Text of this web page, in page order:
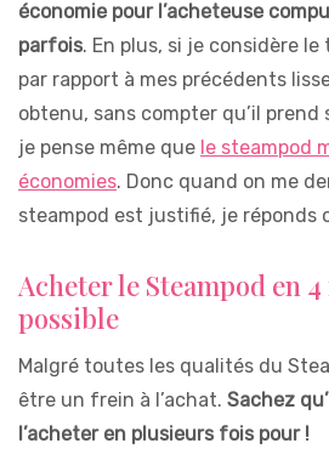
économie pour l’acheteuse
parfois. En plus, si je considère
par rapport à mes précédents
obtenu, sans compter qu’il prend
je pense même que le steampod
économies. Donc quand on me
steampod est justifié, je réponds
Acheter le Steampod en 4
possible
Malgré toutes les qualités du
être un frein à l’achat. Sachez
l’acheter en plusieurs fois pour !